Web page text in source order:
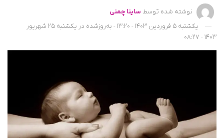
نوشته شده توسط ساینا چمنی
یکشنبه 5 فروردین 1403 - 13:20 - به‌روزشده در یکشنبه 25 شهریور
1403 - 08:27